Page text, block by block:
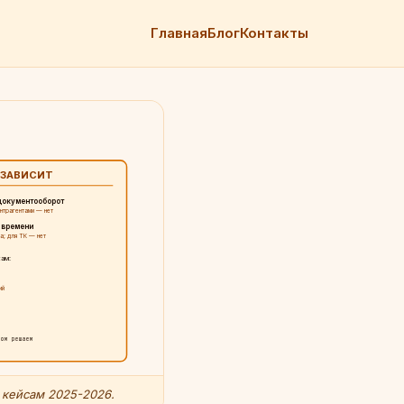
ГлавнаяБлогКонтакты
ЗАВИСИТ
— нет
времени
для ТК — нет
решаем
2025-2026.